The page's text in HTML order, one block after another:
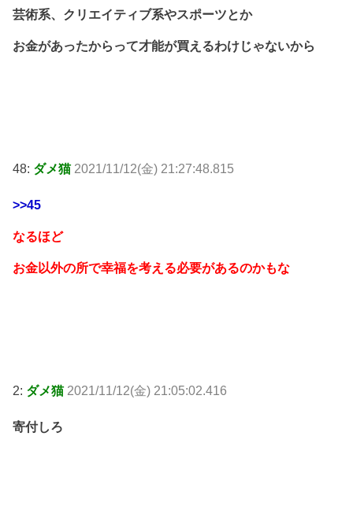
芸術系、クリエイティブ系やスポーツとか
お金があったからって才能が買えるわけじゃないから
48: ダメ猫 2021/11/12(金) 21:27:48.815
>>45
なるほど
お金以外の所で幸福を考える必要があるのかもな
2: ダメ猫 2021/11/12(金) 21:05:02.416
寄付しろ